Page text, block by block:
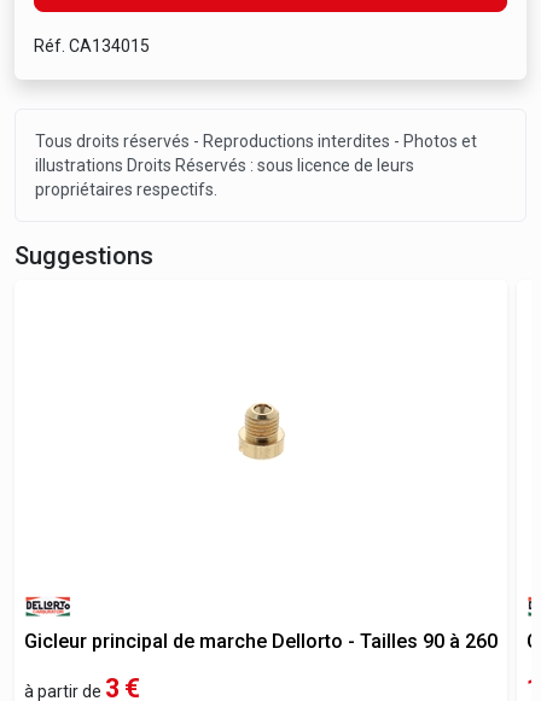
Réf. CA134015
Tous droits réservés - Reproductions interdites - Photos et
illustrations Droits Réservés : sous licence de leurs
propriétaires respectifs.
Suggestions
Gicleur principal de marche Dellorto - Tailles 90 à 260
à partir de 3 €